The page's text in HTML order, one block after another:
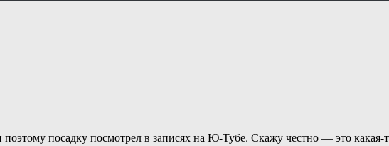
посадку посмотрел в записях на Ю-Тубе. Скажу честно — это какая-